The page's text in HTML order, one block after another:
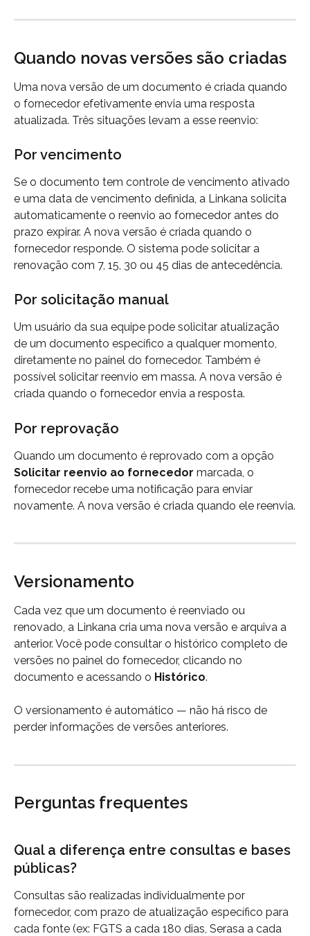
Quando novas versões são criadas
Uma nova versão de um documento é criada quando
o fornecedor efetivamente envia uma resposta
atualizada. Três situações levam a esse reenvio:
Por vencimento
Se o documento tem controle de vencimento ativado
e uma data de vencimento definida, a Linkana solicita
automaticamente o reenvio ao fornecedor antes do
prazo expirar. A nova versão é criada quando o
fornecedor responde. O sistema pode solicitar a
renovação com 7, 15, 30 ou 45 dias de antecedência.
Por solicitação manual
Um usuário da sua equipe pode solicitar atualização
de um documento específico a qualquer momento,
diretamente no painel do fornecedor. Também é
possível solicitar reenvio em massa. A nova versão é
criada quando o fornecedor envia a resposta.
Por reprovação
Quando um documento é reprovado com a opção
Solicitar reenvio ao fornecedor marcada, o
fornecedor recebe uma notificação para enviar
novamente. A nova versão é criada quando ele reenvia.
Versionamento
Cada vez que um documento é reenviado ou
renovado, a Linkana cria uma nova versão e arquiva a
anterior. Você pode consultar o histórico completo de
versões no painel do fornecedor, clicando no
documento e acessando o Histórico.
O versionamento é automático — não há risco de
perder informações de versões anteriores.
Perguntas frequentes
Qual a diferença entre consultas e bases
públicas?
Consultas são realizadas individualmente por
fornecedor, com prazo de atualização específico para
cada fonte (ex: FGTS a cada 180 dias, Serasa a cada